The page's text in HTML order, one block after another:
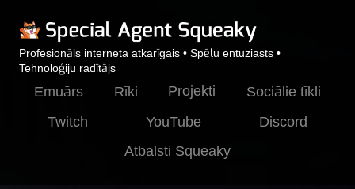
Profesionāls interneta atkarīgais • Spēļu entuziasts •
Tehnoloģiju radītājs
Emuārs Rīki Projekti
Sociālie tīkli
Twitch
YouTube
Discord
Atbalsti Squeaky